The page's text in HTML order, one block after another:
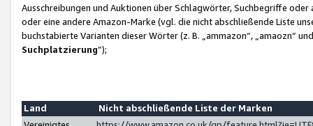
Ausschreibungen und Auktionen über Schlagwörter, Suchbegriffe
oder eine andere Amazon-Marke (vgl. die nicht abschließende Liste
buchstabierte Varianten dieser Wörter (z. B. „ammazon“, „amaozn“
Suchplatzierung”);
Land
Nicht abschließende Liste der Marken